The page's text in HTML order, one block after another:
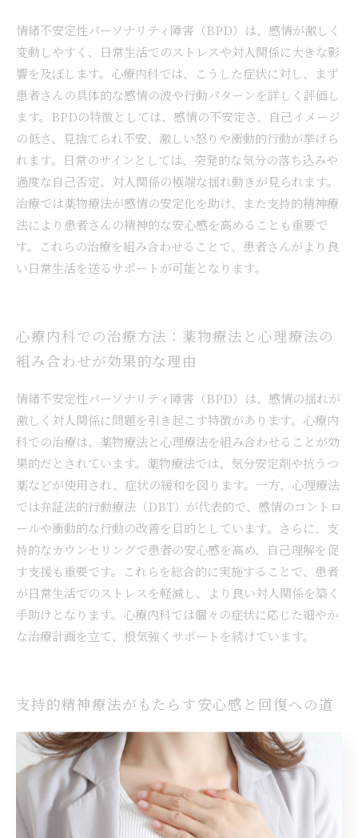
情緒不安定性パーソナリティ障害（BPD）は、感情が激しく
変動しやすく、日常生活でのストレスや対人関係に大きな影
響を及ぼします。心療内科では、こうした症状に対し、まず
患者さんの具体的な感情の波や行動パターンを詳しく評価し
ます。BPDの特徴としては、感情の不安定さ、自己イメージ
の低さ、見捨てられ不安、激しい怒りや衝動的行動が挙げら
れます。日常のサインとしては、突発的な気分の落ち込みや
過度な自己否定、対人関係の極端な揺れ動きが見られます。
治療では薬物療法が感情の安定化を助け、また支持的精神療
法により患者さんの精神的な安心感を高めることも重要で
す。これらの治療を組み合わせることで、患者さんがより良
い日常生活を送るサポートが可能となります。
心療内科での治療方法：薬物療法と心理療法の
組み合わせが効果的な理由
情緒不安定性パーソナリティ障害（BPD）は、感情の揺れが
激しく対人関係に問題を引き起こす特徴があります。心療内
科での治療は、薬物療法と心理療法を組み合わせることが効
果的だとされています。薬物療法では、気分安定剤や抗うつ
薬などが使用され、症状の緩和を図ります。一方、心理療法
では弁証法的行動療法（DBT）が代表的で、感情のコントロ
ールや衝動的な行動の改善を目的としています。さらに、支
持的なカウンセリングで患者の安心感を高め、自己理解を促
す支援も重要です。これらを総合的に実施することで、患者
が日常生活でのストレスを軽減し、より良い対人関係を築く
手助けとなります。心療内科では個々の症状に応じた細やか
な治療計画を立て、根気強くサポートを続けています。
支持的精神療法がもたらす安心感と回復への道
情緒不安定性パーソナリティ障害（BPD）は、感情の激しい
変動や対人関係の不安定さが特徴であり、患者にとって日常
生活が非常に困難になることがあります。心療内科では、薬
物療法の他にも、心理療法や支持的カウンセリングを組み合
わせた総合的な治療を行います。特に支持的精神療法は、患